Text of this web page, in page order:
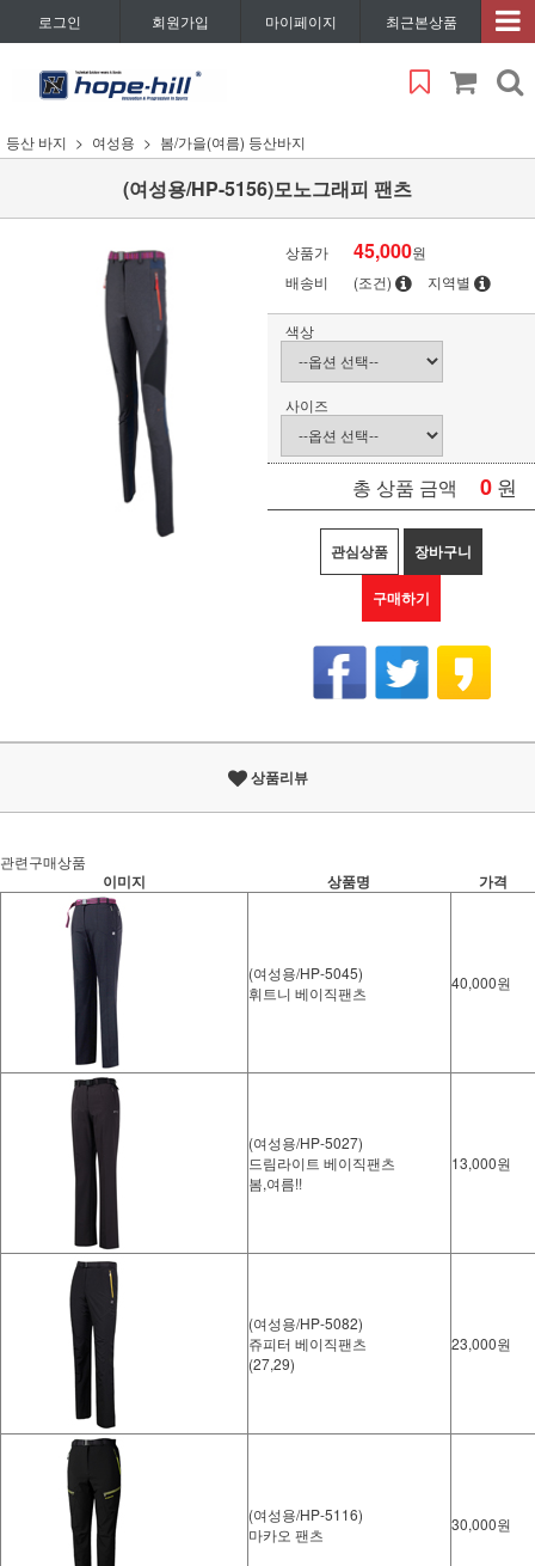
로그인 회원가입 마이페이지 최근본상품
등산 바지 여성용 봄/가을(여름) 등산바지
(여성용/HP-5156)모노그래피 팬츠
상품가 45,000원
배송비
(조건) 지역별
색상
사이즈
총 상품 금액 0 원
관심상품 장바구니
구매하기
상품리뷰
관련구매상품
이미지 상품명 가격
(여성용/HP-5045)
휘트니 베이직팬츠
40,000원
(여성용/HP-5027)
드림라이트 베이직팬츠
봄,여름!!
13,000원
(여성용/HP-5082)
쥬피터 베이직팬츠
(27,29)
23,000원
(여성용/HP-5116)
마카오 팬츠
30,000원